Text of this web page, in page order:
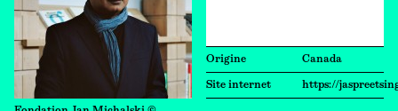
Origine Canada
Site internet https://